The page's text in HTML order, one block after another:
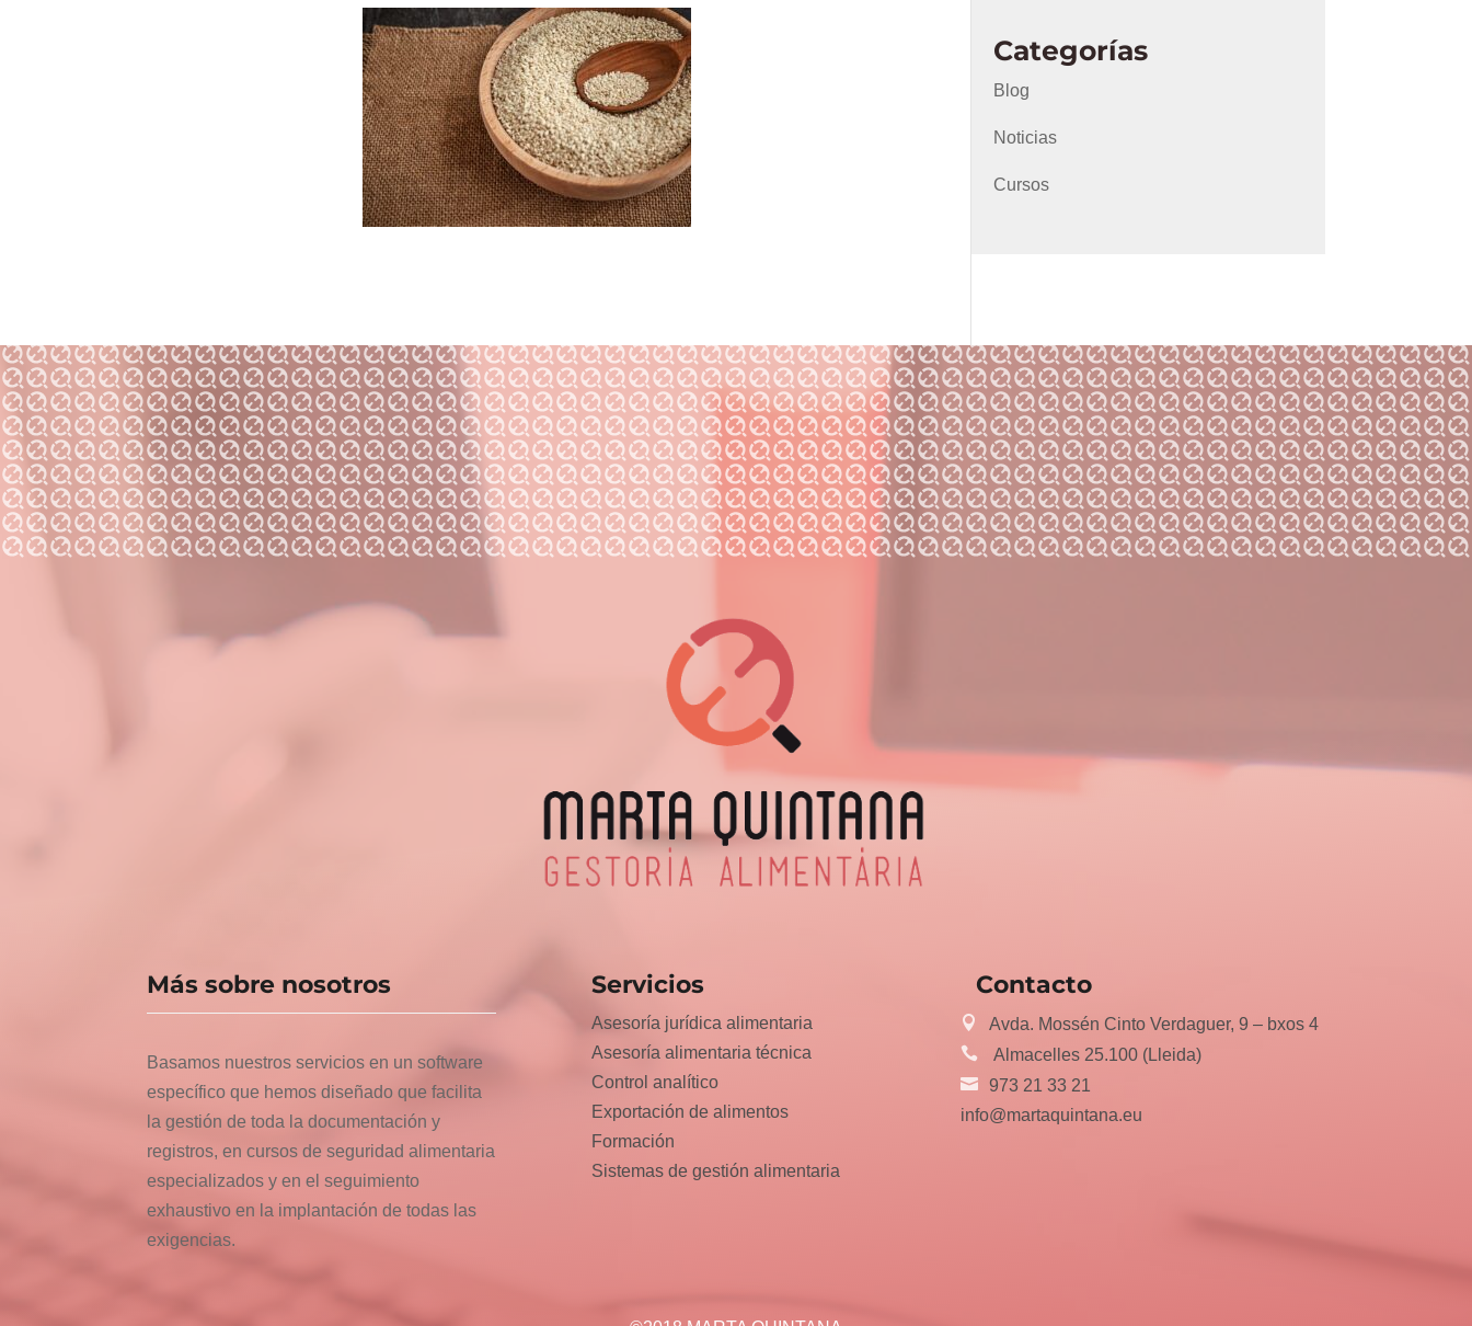
Categorías
Blog
Noticias
Cursos
Más sobre nosotros
Basamos nuestros servicios en un software
específico que hemos diseñado que facilita
la gestión de toda la documentación y
registros, en cursos de seguridad alimentaria
especializados y en el seguimiento
exhaustivo en la implantación de todas las
exigencias.
Servicios
Asesoría jurídica alimentaria
Asesoría alimentaria técnica
Control analítico
Exportación de alimentos
Formación
Sistemas de gestión alimentaria
Contacto
Avda. Mossén Cinto Verdaguer, 9 – bxos 4
Almacelles 25.100 (Lleida)
973 21 33 21
info@martaquintana.eu